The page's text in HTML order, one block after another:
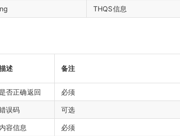
THQS信息
述 备注
否正确返回 必须
误码 可选
内容信息 必须